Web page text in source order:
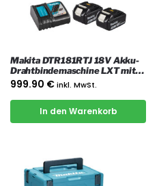
Makita DTR181RTJ 18V Akku-
Drahtbindemaschine LXT mit
2x 5 Ah Akkus, Ladegerät und
Koffer
999.90 €inkl. MwSt.
In den Warenkorb